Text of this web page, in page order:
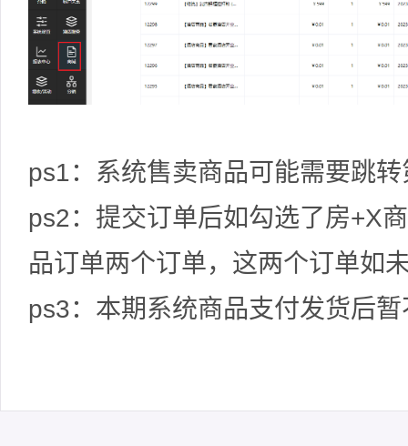
ps1：系统售卖商品可能需要跳
ps2：提交订单后如勾选了房+X
品订单两个订单，这两个订单如
ps3：本期系统商品支付发货后